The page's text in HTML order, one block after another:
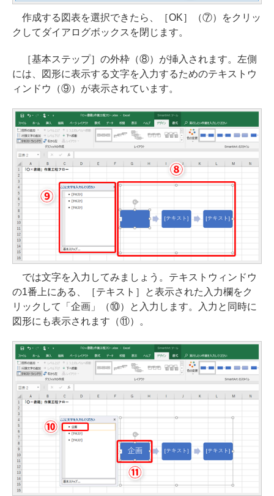
作成する図表を選択できたら、［OK］（⑦）をクリッ
クしてダイアログボックスを閉じます。
［基本ステップ］の外枠（⑧）が挿入されます。左側
には、図形に表示する文字を入力するためのテキストウ
ィンドウ（⑨）が表示されています。
では文字を入力してみましょう。テキストウィンドウ
の1番上にある、［テキスト］と表示された入力欄をク
リックして「企画」（⑩）と入力します。入力と同時に
図形にも表示されます（⑪）。